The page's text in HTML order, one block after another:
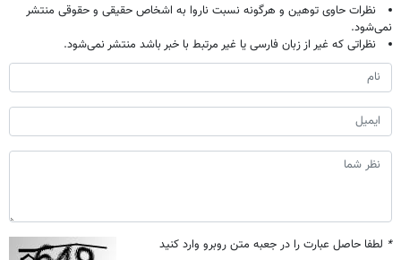
نظرات حاوی توهین و هرگونه نسبت ناروا به اشخاص حقیقی و حقوقی منتشر
نمی‌شود.
نظراتی که غیر از زبان فارسی یا غیر مرتبط با خبر باشد منتشر نمی‌شود.
* لطفا حاصل عبارت را در جعبه متن روبرو وارد کنید